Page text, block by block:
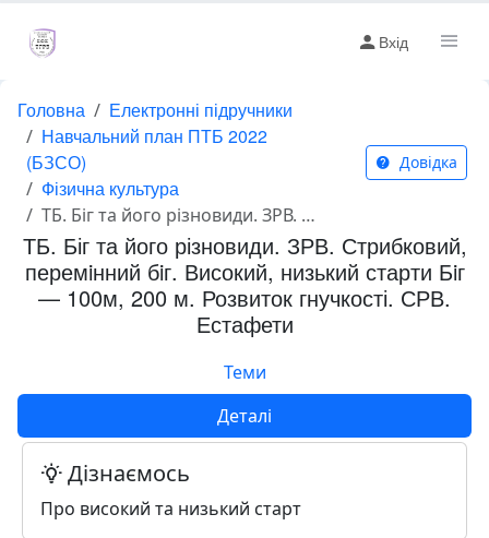
Вхід
Головна
Електронні підручники
Навчальний план ПТБ 2022
(БЗСО)
Фізична культура
ТБ. Біг та його різновиди. ЗРВ. Стрибковий, перемiнний бiг. Високий, низький старти Бiг — 100м, 200 м. Розвиток гнучкості. СРВ. Естафети
Довідка
ТБ. Біг та його різновиди. ЗРВ. Стрибковий,
перемiнний бiг. Високий, низький старти Бiг
— 100м, 200 м. Розвиток гнучкості. СРВ.
Естафети
Теми
Деталі
Дізнаємось
Про високий та низький старт